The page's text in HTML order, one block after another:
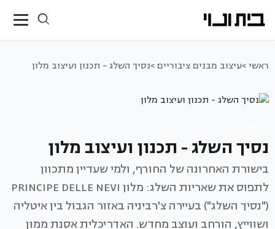
ראשי >עיצוב מבנים ציבוריים >נסיך השלג - תכנון ועיצוב מלון
נסיך השלג - תכנון ועיצוב מלון
בישורת האחרונה של החורף, ולמי שעדיין מתכוון
לתפוס את שאריות השלג: מלון PRINCIPE DELLE NEVI
("נסיך השלג") בעיירה צ'רביניה באזור הגבול בין איטליה
ושווייץ, הורחב ועוצב מחדש. האדריכלית אסנת ממון